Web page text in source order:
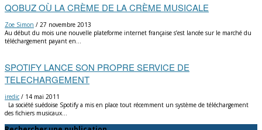
QOBUZ OÙ LA CRÈME DE LA CRÈME MUSICALE
Zoe Simon / 27 novembre 2013
Au début du mois une nouvelle plateforme internet française s’est lancée sur le marché du
téléchargement payant en…
SPOTIFY LANCE SON PROPRE SERVICE DE
TELECHARGEMENT
iredic / 14 mai 2011
La société suédoise Spotify a mis en place tout récemment un système de téléchargement
des fichiers musicaux…